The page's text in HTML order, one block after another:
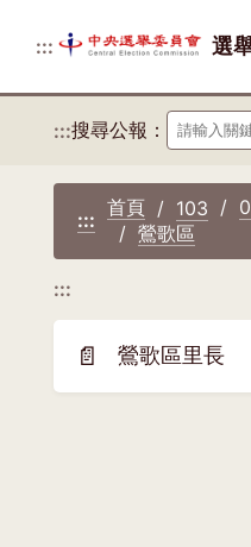
::: 選
:::搜尋公報：
:::
首頁 103
鶯歌區
:::
📄 鶯歌區里長
(另
開